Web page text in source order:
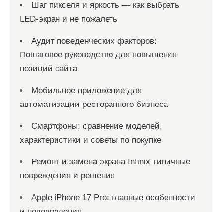
Шаг пикселя и яркость — как выбрать
LED-экран и не пожалеть
Аудит поведенческих факторов:
Пошаговое руководство для повышения
позиций сайта
Мобильное приложение для
автоматизации ресторанного бизнеса
Смартфоны: сравнение моделей,
характеристики и советы по покупке
Ремонт и замена экрана Infinix типичные
повреждения и решения
Apple iPhone 17 Pro: главные особенности